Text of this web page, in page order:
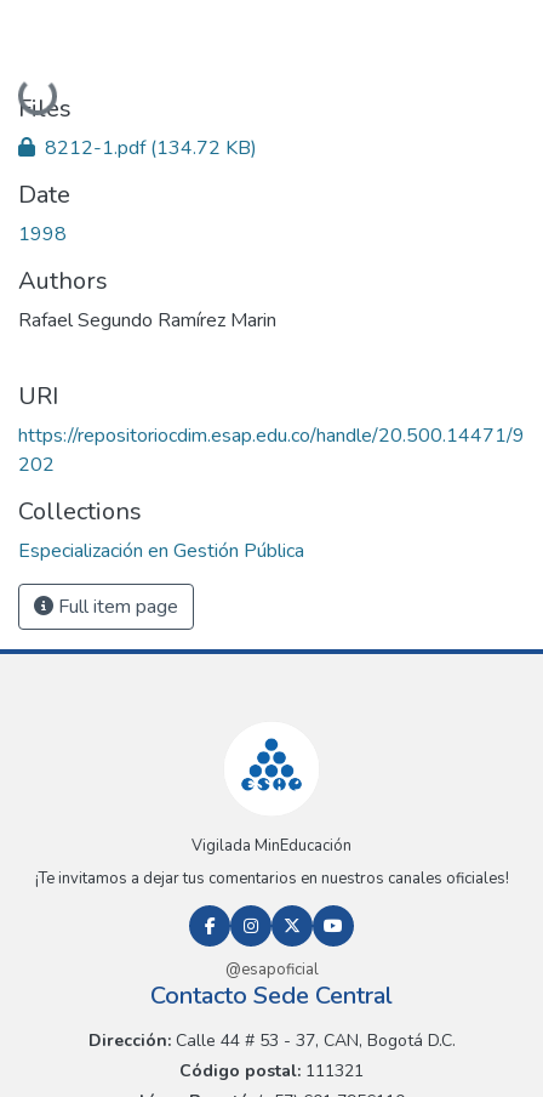
Loading...
Files
8212-1.pdf(134.72 KB)
Date
1998
Authors
Rafael Segundo Ramírez Marin
URI
https://repositoriocdim.esap.edu.co/handle/20.500.14471/9
202
Collections
Especialización en Gestión Pública
Full item page
Vigilada MinEducación
¡Te invitamos a dejar tus comentarios en nuestros canales oficiales!
@esapoficial
Contacto Sede Central
Dirección:Calle 44 # 53 - 37, CAN, Bogotá D.C.
Código postal: 111321